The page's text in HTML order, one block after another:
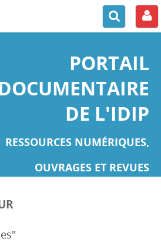
PORTAIL
DE L'IDIP
RESSOURCES NUMÉRIQUES,
OUVRAGES ET REVUES